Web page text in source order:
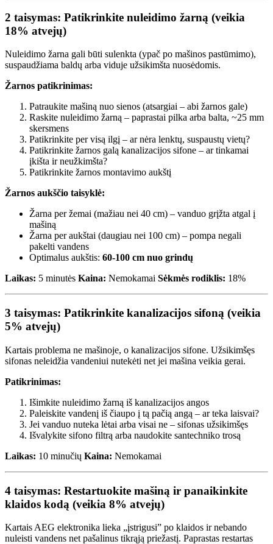
2 taisymas: Patikrinkite nuleidimo žarną (veikia
18% atvejų)
Nuleidimo žarna gali būti sulenkta (ypač po mašinos pastūmimo),
suspaudžiama baldų arba viduje užsikimšta nuosėdomis.
Žarnos patikrinimas:
Patraukite mašiną nuo sienos (atsargiai – abi žarnos gale)
Raskite nuleidimo žarną – paprastai pilka arba balta, ~25 mm
skersmens
Patikrinkite per visą ilgį – ar nėra lenktų, suspaustų vietų?
Patikrinkite žarnos galą kanalizacijos sifone – ar tinkamai
įkišta ir neužkimšta?
Patikrinkite žarnos montavimo aukštį
Žarnos aukščio taisyklė:
Žarna per žemai (mažiau nei 40 cm) – vanduo grįžta atgal į
mašiną
Žarna per aukštai (daugiau nei 100 cm) – pompa negali
pakelti vandens
Optimalus aukštis: 60-100 cm nuo grindų
Laikas: 5 minutės Kaina: Nemokamai Sėkmės rodiklis: 18%
3 taisymas: Patikrinkite kanalizacijos sifoną (veikia
5% atvejų)
Kartais problema ne mašinoje, o kanalizacijos sifone. Užsikimšęs
sifonas neleidžia vandeniui nutekėti net jei mašina veikia gerai.
Patikrinimas:
Išimkite nuleidimo žarną iš kanalizacijos angos
Paleiskite vandenį iš čiaupo į tą pačią angą – ar teka laisvai?
Jei vanduo nuteka lėtai arba visai ne – sifonas užsikimšęs
Išvalykite sifono filtrą arba naudokite santechniko trosą
Laikas: 10 minučių Kaina: Nemokamai
4 taisymas: Restartuokite mašiną ir panaikinkite
klaidos kodą (veikia 8% atvejų)
Kartais AEG elektronika lieka „įstrigusi” po klaidos ir nebando
nuleisti vandens net pašalinus tikrąją priežastį. Paprastas restartas